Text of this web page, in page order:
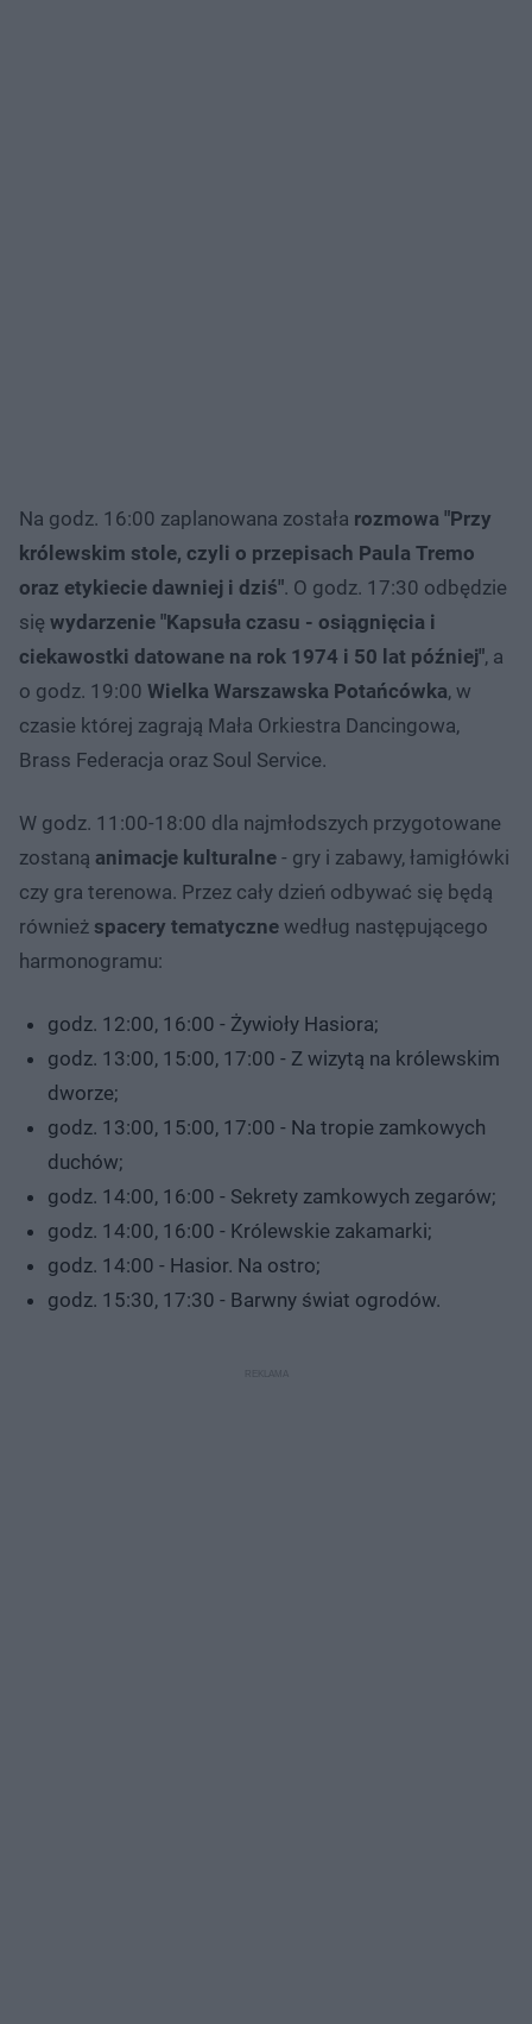
Na godz. 16:00 zaplanowana została rozmowa "Przy
królewskim stole, czyli o przepisach Paula Tremo
oraz etykiecie dawniej i dziś". O godz. 17:30 odbędzie
się wydarzenie "Kapsuła czasu - osiągnięcia i
ciekawostki datowane na rok 1974 i 50 lat później", a
o godz. 19:00 Wielka Warszawska Potańcówka, w
czasie której zagrają Mała Orkiestra Dancingowa,
Brass Federacja oraz Soul Service.
W godz. 11:00-18:00 dla najmłodszych przygotowane
zostaną animacje kulturalne - gry i zabawy, łamigłówki
czy gra terenowa. Przez cały dzień odbywać się będą
również spacery tematyczne według następującego
harmonogramu:
godz. 12:00, 16:00 - Żywioły Hasiora;
godz. 13:00, 15:00, 17:00 - Z wizytą na królewskim
dworze;
godz. 13:00, 15:00, 17:00 - Na tropie zamkowych
duchów;
godz. 14:00, 16:00 - Sekrety zamkowych zegarów;
godz. 14:00, 16:00 - Królewskie zakamarki;
godz. 14:00 - Hasior. Na ostro;
godz. 15:30, 17:30 - Barwny świat ogrodów.